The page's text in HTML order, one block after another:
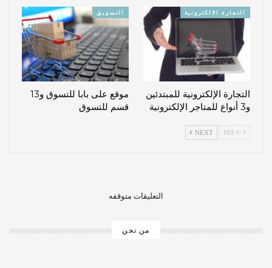
التجارة الالكترونية
التجارة الإلكترونية للمبتدئين
و3 أنواع للمتاجر الإلكترونية
التسويق
موقع على بابا للتسوق و13
قسم للتسوق
NEXT
التعليقات متوقفه
من نحن